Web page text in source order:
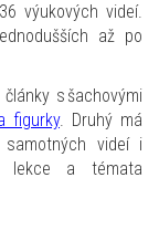
výukových videí.
až po
s šachovými
figurky. Druhý má
videí i
lekce a témata